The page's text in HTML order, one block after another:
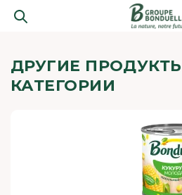
ДРУГИЕ
КАТЕГОРИИ